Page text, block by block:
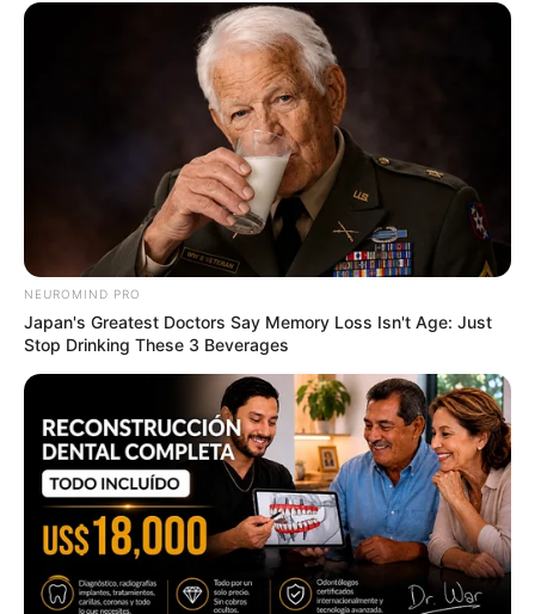
Have You Seen Her GRWM? She Inspires Millions
Is There An Intersex Whale? This Finding Baffles
Science
NEUROMIND PRO
Japan's Greatest Doctors Say Memory Loss Isn't Age: Just
Stop Drinking These 3 Beverages